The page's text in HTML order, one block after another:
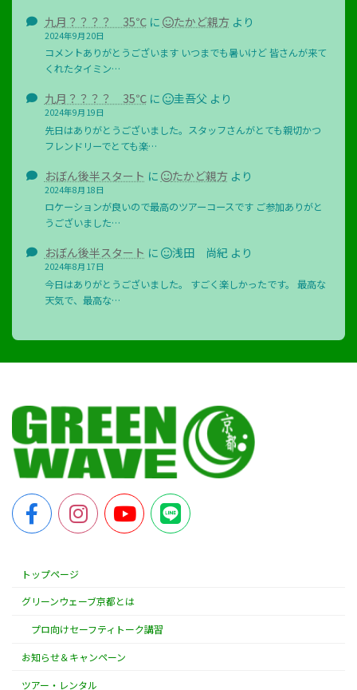
九月？？？？ 35℃に たかど親方より
2024年9月20日
コメントありがとうございます いつまでも暑いけど 皆さんが来て
くれたタイミン…
九月？？？？ 35℃に 圭吾父 より
2024年9月19日
先日はありがとうございました。スタッフさんがとても親切かつ
フレンドリーでとても楽…
おぼん後半スタート に たかど親方より
2024年8月18日
ロケーションが良いので最高のツアーコースです ご参加ありがと
うございました…
おぼん後半スタート に 浅田 尚紀より
2024年8月17日
今日はありがとうございました。 すごく楽しかったです。 最高な
天気で、最高な…
トップページ
グリーンウェーブ京都とは
プロ向けセーフティトーク講習
お知らせ＆キャンペーン
ツアー・レンタル